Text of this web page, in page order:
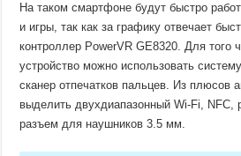
На таком смартфоне будут быстро
и игры, так как за графику отвечает
контроллер PowerVR GE8320. Для того
устройство можно использовать
сканер отпечатков пальцев. Из плюсов
выделить двухдиапазонный Wi-Fi, NFC,
разъем для наушников 3.5 мм.